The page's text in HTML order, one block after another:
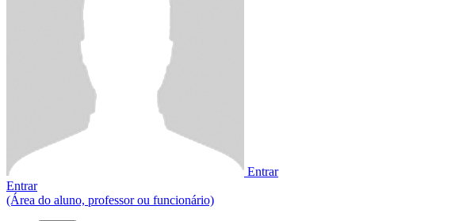
Entrar
Entrar
(Área do aluno, professor ou funcionário)